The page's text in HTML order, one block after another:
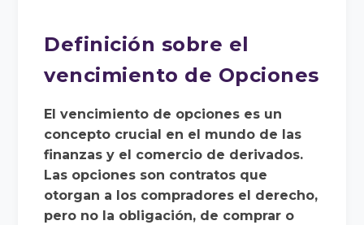
Definición sobre el
vencimiento de Opciones
El vencimiento de opciones es un
concepto crucial en el mundo de las
finanzas y el comercio de derivados.
Las opciones son contratos que
otorgan a los compradores el derecho,
pero no la obligación, de comprar o